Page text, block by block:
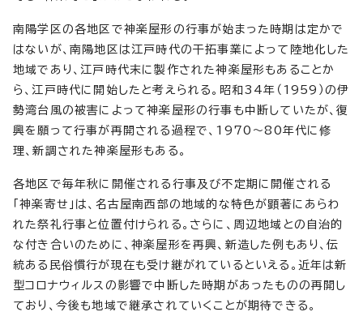
南陽学区の各地区で神楽屋形の行事が始まった時期は定かで
はないが、南陽地区は江戸時代の干拓事業によって陸地化した
地域であり、江戸時代末に製作された神楽屋形もあることか
ら、江戸時代に開始したと考えられる。昭和34年（1959）の伊
勢湾台風の被害によって神楽屋形の行事も中断していたが、復
興を願って行事が再開される過程で、1970～80年代に修
理、新調された神楽屋形もある。
各地区で毎年秋に開催される行事及び不定期に開催される
「神楽寄せ」は、名古屋南西部の地域的な特色が顕著にあらわ
れた祭礼行事と位置付けられる。さらに、周辺地域との自治的
な付き合いのために、神楽屋形を再興、新造した例もあり、伝
統ある民俗慣行が現在も受け継がれているといえる。近年は新
型コロナウィルスの影響で中断した時期があったものの再開し
ており、今後も地域で継承されていくことが期待できる。